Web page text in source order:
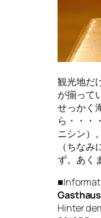
観光地だ
が揃って
せっかく
ら・・・
ニシン）。
（ちな
ず。あく
Hinter